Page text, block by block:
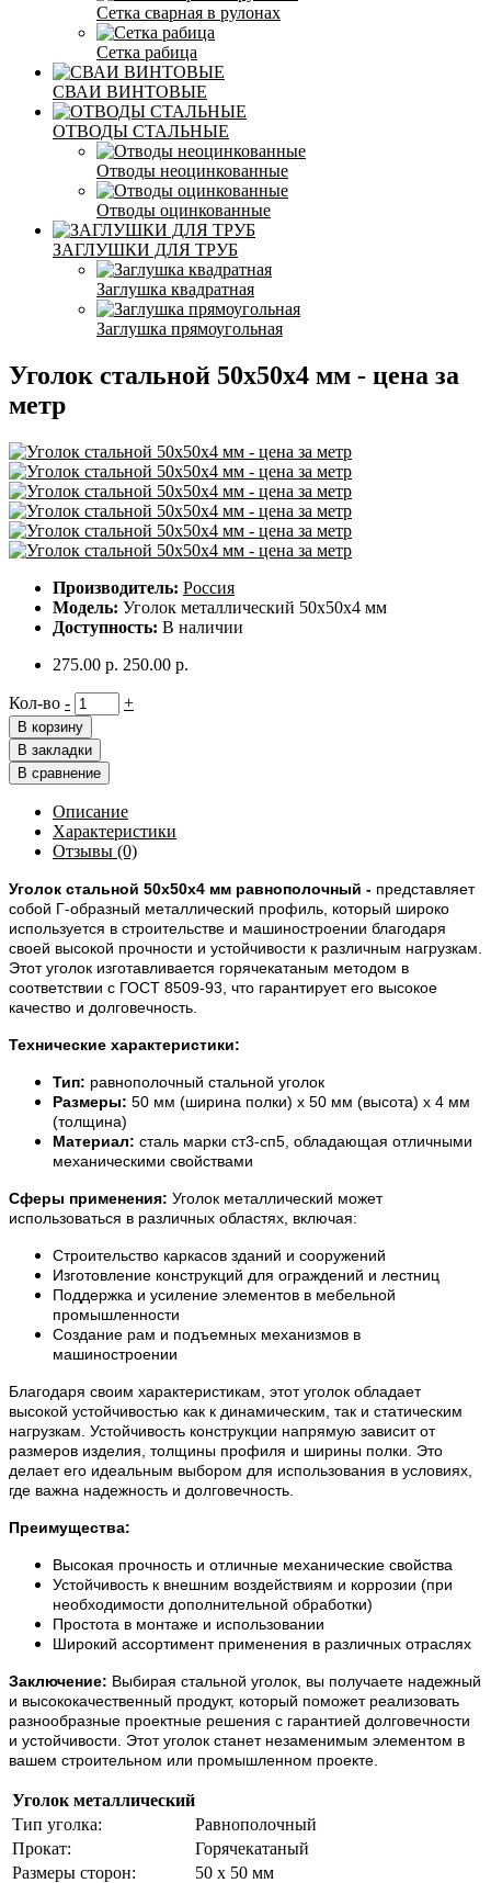
Сетка сварная в рулонах
Сетка рабица
СВАИ ВИНТОВЫЕ
ОТВОДЫ СТАЛЬНЫЕ
Отводы неоцинкованные
Отводы оцинкованные
ЗАГЛУШКИ ДЛЯ ТРУБ
Заглушка квадратная
Заглушка прямоугольная
Уголок стальной 50х50х4 мм - цена за
метр
Производитель: Россия
Модель: Уголок металлический 50х50х4 мм
Доступность: В наличии
275.00 р. 250.00 р.
Кол-во - +
В корзину
В закладки
В сравнение
Описание
Характеристики
Отзывы (0)
Уголок стальной 50х50х4 мм равнополочный - представляет
собой Г-образный металлический профиль, который широко
используется в строительстве и машиностроении благодаря
своей высокой прочности и устойчивости к различным нагрузкам.
Этот уголок изготавливается горячекатаным методом в
соответствии с ГОСТ 8509-93, что гарантирует его высокое
качество и долговечность.
Технические характеристики:
Тип: равнополочный стальной уголок
Размеры: 50 мм (ширина полки) x 50 мм (высота) x 4 мм
(толщина)
Материал: сталь марки ст3-сп5, обладающая отличными
механическими свойствами
Сферы применения: Уголок металлический может
использоваться в различных областях, включая:
Строительство каркасов зданий и сооружений
Изготовление конструкций для ограждений и лестниц
Поддержка и усиление элементов в мебельной
промышленности
Создание рам и подъемных механизмов в
машиностроении
Благодаря своим характеристикам, этот уголок обладает
высокой устойчивостью как к динамическим, так и статическим
нагрузкам. Устойчивость конструкции напрямую зависит от
размеров изделия, толщины профиля и ширины полки. Это
делает его идеальным выбором для использования в условиях,
где важна надежность и долговечность.
Преимущества:
Высокая прочность и отличные механические свойства
Устойчивость к внешним воздействиям и коррозии (при
необходимости дополнительной обработки)
Простота в монтаже и использовании
Широкий ассортимент применения в различных отраслях
Заключение: Выбирая стальной уголок, вы получаете надежный
и высококачественный продукт, который поможет реализовать
разнообразные проектные решения с гарантией долговечности
и устойчивости. Этот уголок станет незаменимым элементом в
вашем строительном или промышленном проекте.
Уголок металлический
Тип уголка:
Равнополочный
Прокат:
Горячекатаный
Размеры сторон:
50 х 50 мм